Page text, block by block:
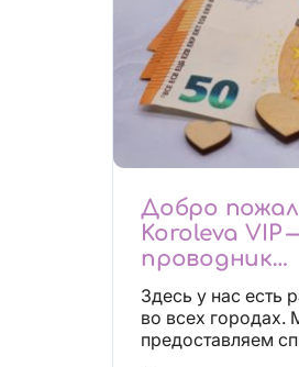
Добро
Koroleva VIP
проводник
вакансий!
Здесь у нас есть
во всех городах.
предоставляем